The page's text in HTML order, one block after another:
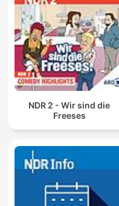
NDR 2 - Wir sind die
Freeses